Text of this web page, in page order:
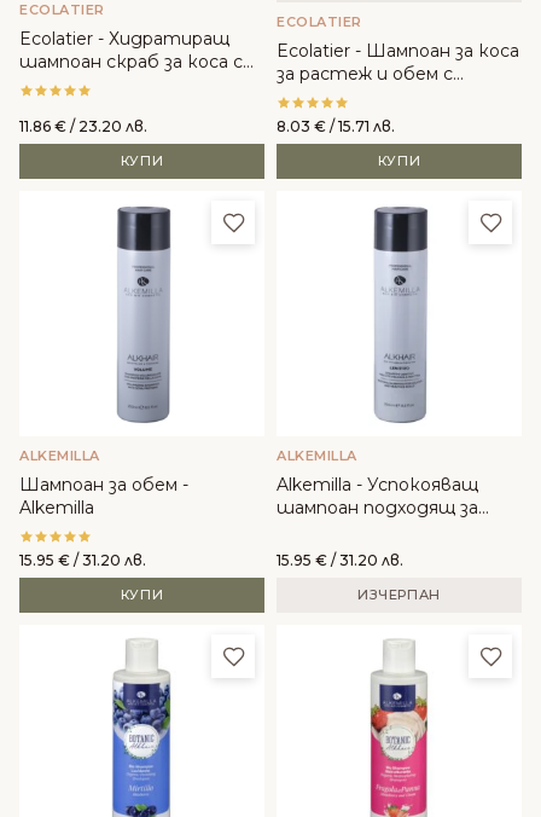
ECOLATIER
Ecolatier - Хидратиращ
шампоан скраб за коса с
Алое вера
11.86 € / 23.20 лв.
КУПИ
ECOLATIER
Ecolatier - Шампоан за коса
за растеж и обем с
Органичен канабис
8.03 € / 15.71 лв.
КУПИ
Добави в любими
ALKEMILLA
Шампоан за обем -
Alkemilla
15.95 € / 31.20 лв.
КУПИ
ALKEMILLA
Alkemilla - Успокояващ
шампоан подходящ за
15.95 € / 31.20 лв.
ИЗЧЕРПАН
Добави в любими